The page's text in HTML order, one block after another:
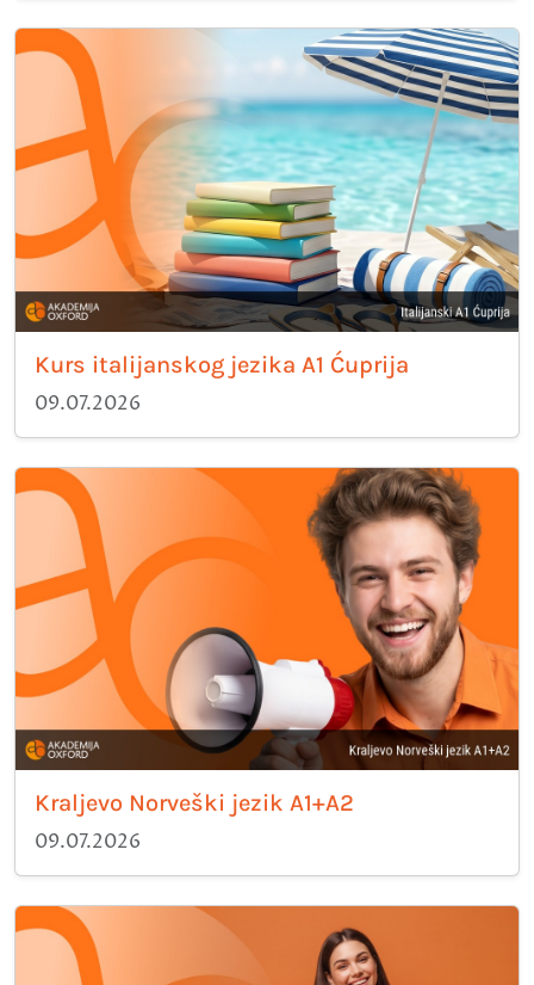
Kurs italijanskog jezika A1 Ćuprija
09.07.2026
Kraljevo Norveški jezik A1+A2
09.07.2026